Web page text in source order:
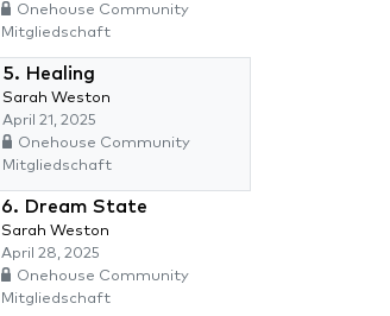
Onehouse Community
Mitgliedschaft
5. Healing
Sarah Weston
April 21, 2025
Onehouse Community
Mitgliedschaft
6. Dream State
Sarah Weston
April 28, 2025
Onehouse Community
Mitgliedschaft